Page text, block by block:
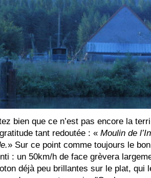
bien que ce n’est pas encore la
tant redoutée : « Moulin de
» Sur ce point comme toujours le
: un 50km/h de face grèvera
déjà peu brillantes sur le plat, qui